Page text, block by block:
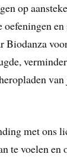
op
en
Biodanza
met ons
te voelen en